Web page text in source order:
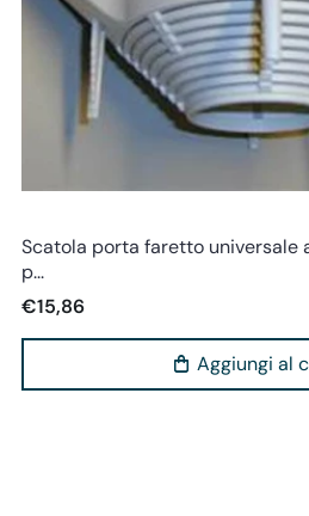
Scatola porta faretto universale
p...
€15,86
Aggiungi al